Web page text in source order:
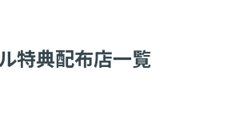
特典配布店一覧